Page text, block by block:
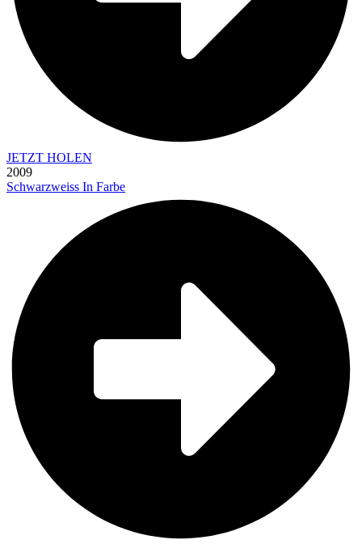
JETZT HOLEN
2009
Schwarzweiss In Farbe